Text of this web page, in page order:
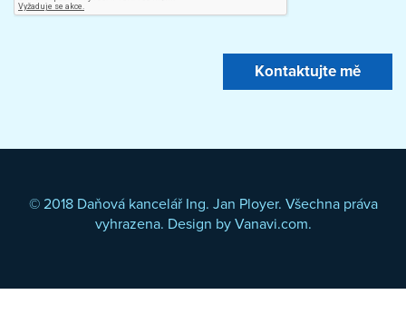
© 2018 Daňová kancelář Ing. Jan Ployer. Všechna práva
vyhrazena. Design by Vanavi.com.